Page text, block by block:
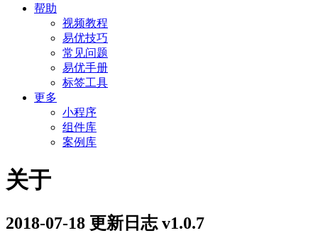
帮助
视频教程
易优技巧
常见问题
易优手册
标签工具
更多
小程序
组件库
案例库
关于
2018-07-18 更新日志 v1.0.7